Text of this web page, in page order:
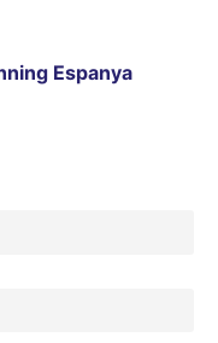
Espanya